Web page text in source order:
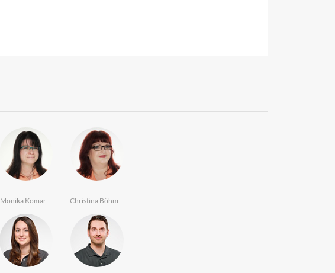
Monika Komar Christina Böhm